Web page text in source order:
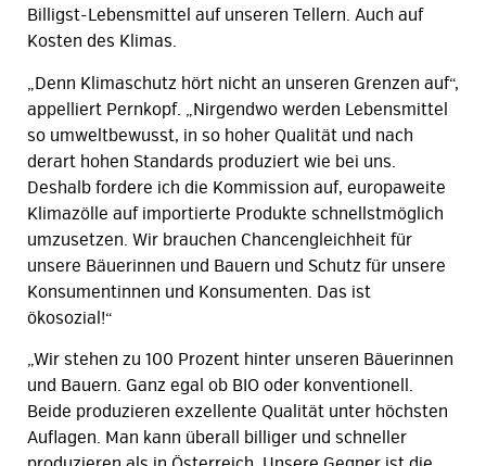
Billigst-Lebensmittel auf unseren Tellern. Auch auf
Kosten des Klimas.
„Denn Klimaschutz hört nicht an unseren Grenzen auf“,
appelliert Pernkopf. „Nirgendwo werden Lebensmittel
so umweltbewusst, in so hoher Qualität und nach
derart hohen Standards produziert wie bei uns.
Deshalb fordere ich die Kommission auf, europaweite
Klimazölle auf importierte Produkte schnellstmöglich
umzusetzen. Wir brauchen Chancengleichheit für
unsere Bäuerinnen und Bauern und Schutz für unsere
Konsumentinnen und Konsumenten. Das ist
ökosozial!“
„Wir stehen zu 100 Prozent hinter unseren Bäuerinnen
und Bauern. Ganz egal ob BIO oder konventionell.
Beide produzieren exzellente Qualität unter höchsten
Auflagen. Man kann überall billiger und schneller